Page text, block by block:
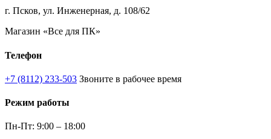
г. Псков, ул. Инженерная, д. 108/62
Магазин «Все для ПК»
Телефон
+7 (8112) 233-503 Звоните в рабочее время
Режим работы
Пн-Пт: 9:00 – 18:00